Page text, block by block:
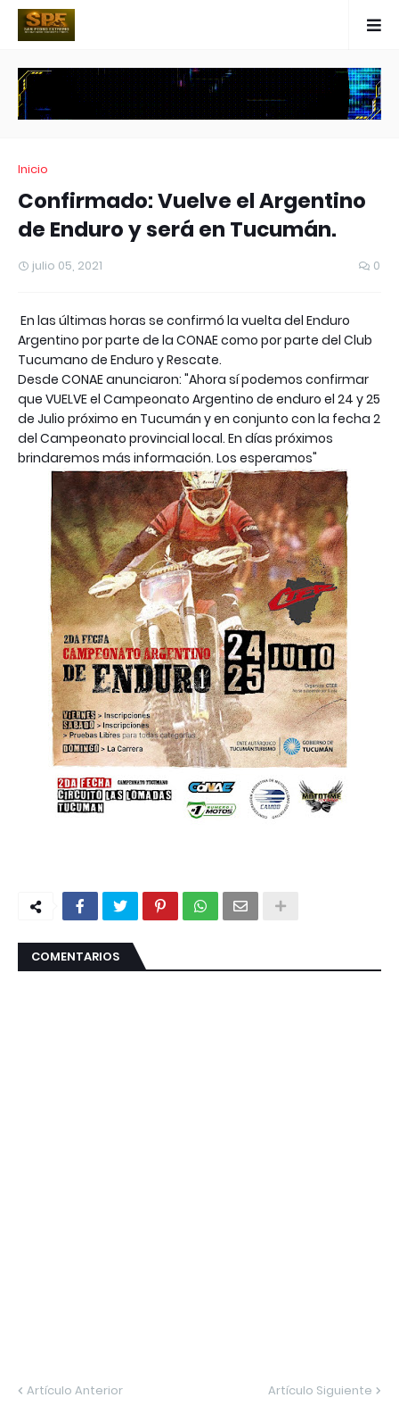
Inicio
Confirmado: Vuelve el Argentino
de Enduro y será en Tucumán.
julio 05, 2021 0
En las últimas horas se confirmó la vuelta del Enduro
Argentino por parte de la CONAE como por parte del Club
Tucumano de Enduro y Rescate.
Desde CONAE anunciaron: "Ahora sí podemos confirmar
que VUELVE el Campeonato Argentino de enduro el 24 y 25
de Julio próximo en Tucumán y en conjunto con la fecha 2
del Campeonato provincial local. En días próximos
brindaremos más información. Los esperamos"
COMENTARIOS
Artículo Anterior Artículo Siguiente